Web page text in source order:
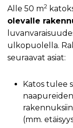
Alle 50 m2
olevalle
ulkopuolella.
seuraavat asiat:
Katos tulee
(mm.